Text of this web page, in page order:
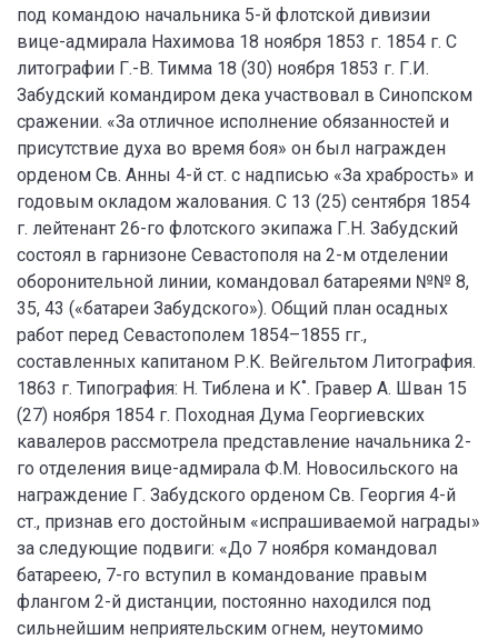
под командою начальника 5-й флотской дивизии
вице-адмирала Нахимова 18 ноября 1853 г. 1854 г. С
литографии Г.-В. Тимма 18 (30) ноября 1853 г. Г.И.
Забудский командиром дека участвовал в Синопском
сражении. «За отличное исполнение обязанностей и
присутствие духа во время боя» он был награжден
орденом Св. Анны 4-й ст. с надписью «За храбрость» и
годовым окладом жалования. С 13 (25) сентября 1854
г. лейтенант 26-го флотского экипажа Г.Н. Забудский
состоял в гарнизоне Севастополя на 2-м отделении
оборонительной линии, командовал батареями №№ 8,
35, 43 («батареи Забудского»). Общий план осадных
работ перед Севастополем 1854–1855 гг.,
составленных капитаном Р.К. Вейгельтом Литография.
1863 г. Типография: Н. Тиблена и К˚. Гравер А. Шван 15
(27) ноября 1854 г. Походная Дума Георгиевских
кавалеров рассмотрела представление начальника 2-
го отделения вице-адмирала Ф.М. Новосильского на
награждение Г. Забудского орденом Св. Георгия 4-й
ст., признав его достойным «испрашиваемой награды»
за следующие подвиги: «До 7 ноября командовал
батареею, 7-го вступил в командование правым
флангом 2-й дистанции, постоянно находился под
сильнейшим неприятельским огнем, неутомимо